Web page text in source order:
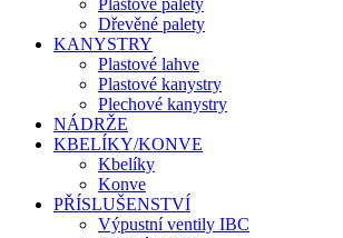
Plastové palety
Dřevěné palety
KANYSTRY
Plastové lahve
Plastové kanystry
Plechové kanystry
NÁDRŽE
KBELÍKY/KONVE
Kbelíky
Konve
PŘÍSLUŠENSTVÍ
Výpustní ventily IBC